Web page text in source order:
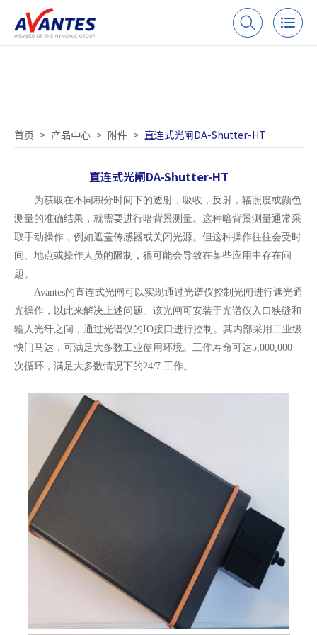
首页 > 产品中心 > 附件 > 直连式光闸DA-Shutter-HT
直连式光闸DA-Shutter-HT
为获取在不同积分时间下的透射，吸收，反射，辐照度或颜色
测量的准确结果，就需要进行暗背景测量。这种暗背景测量通常采
取手动操作，例如遮盖传感器或关闭光源。但这种操作往往会受时
间、地点或操作人员的限制，很可能会导致在某些应用中存在问
题。
Avantes的直连式光闸可以实现通过光谱仪控制光闸进行遮光通
光操作，以此来解决上述问题。该光闸可安装于光谱仪入口狭缝和
输入光纤之间，通过光谱仪的IO接口进行控制。其内部采用工业级
快门马达，可满足大多数工业使用环境。工作寿命可达5,000,000
次循环，满足大多数情况下的24/7 工作。